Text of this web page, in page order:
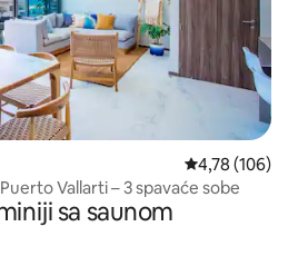
Prosječna
4,78 (106)
Vallarti – 3 spavaće sobe
sa saunom